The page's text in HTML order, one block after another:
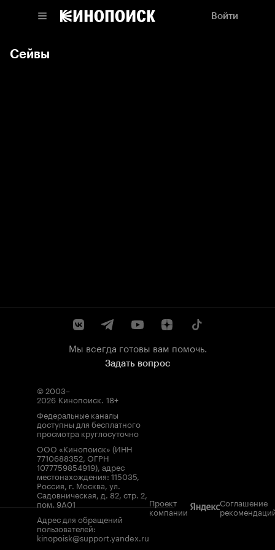
Войти
Сейвы
Мы всегда готовы вам помочь.
Задать вопрос
© 2003–
2026 Кинопоиск. 18+
Федеральные каналы
доступны для бесплатного
просмотра круглосуточно
ООО «Кинопоиск» (ИНН
7710688352, ОГРН
1077759854919), адрес
местонахождения: 115035,
Россия, г. Москва, ул.
Садовническая, д. 82, стр. 2,
пом. 9А01
Адрес для обращений
пользователей:
kinopoisk@support.yandex.ru
Проект
компании
Соглашение